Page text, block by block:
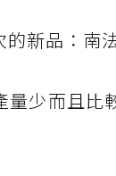
新品：南
少而且